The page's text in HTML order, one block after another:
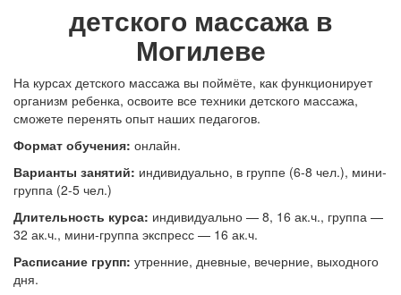
детского массажа в
Могилеве
На курсах детского массажа вы поймёте, как функционирует
организм ребенка, освоите все техники детского массажа,
сможете перенять опыт наших педагогов.
Формат обучения: онлайн.
Варианты занятий: индивидуально, в группе (6-8 чел.), мини-
группа (2-5 чел.)
Длительность курса: индивидуально — 8, 16 ак.ч., группа —
32 ак.ч., мини-группа экспресс — 16 ак.ч.
Расписание групп: утренние, дневные, вечерние, выходного
дня.